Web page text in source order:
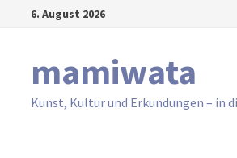
6. August 2026
mamiwata
Kunst, Kultur und Erkundungen – in